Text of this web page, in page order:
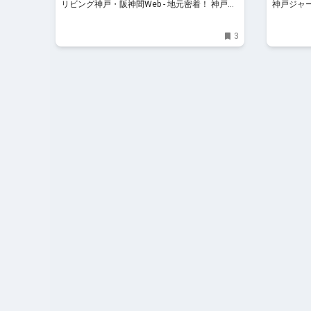
リビング神戸・阪神間Web - 地元密着！ 神戸、
3
神戸ジャ